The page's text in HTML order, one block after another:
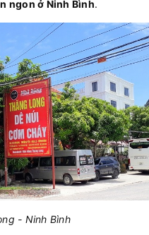
ngon ở Ninh Bình.
- Ninh Bình